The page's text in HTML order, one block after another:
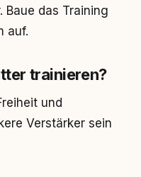
Baue das Training
auf.
trainieren?
und
Verstärker sein